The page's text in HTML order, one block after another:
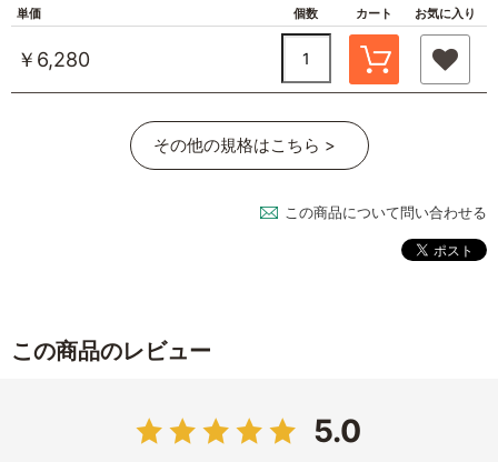
単価 個数 カート お気に入り
￥6,280
その他の規格はこちら >
この商品について問い合わせる
この商品のレビュー
5.0